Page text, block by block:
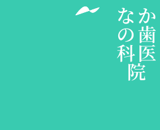
なか
の歯
科医
院